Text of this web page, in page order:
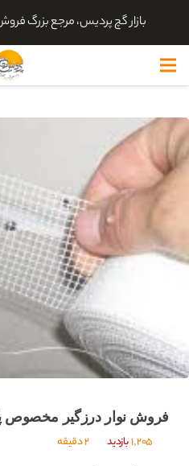
بازار گچ پردیس، مرجع بزرگ
فروش نوار درزگیر مخصوص
1,205بازدید 2 دقیقه